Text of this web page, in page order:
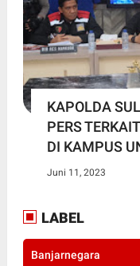
KAPOLDA
PERS
DI KAMPUS
Juni 11, 2023
LABEL
Banjarnegara